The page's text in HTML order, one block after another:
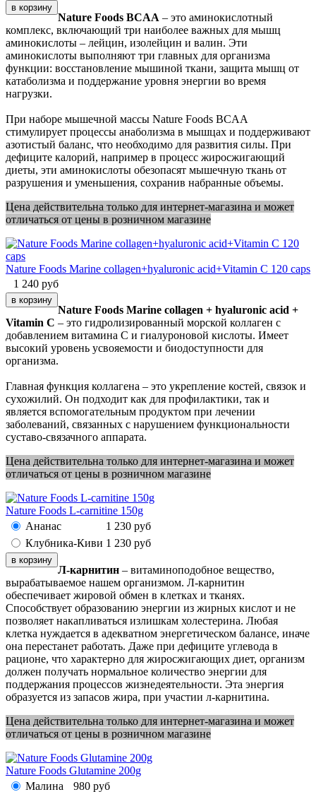
Nature Foods BCAA – это аминокислотный
комплекс, включающий три наиболее важных для мышц
аминокислоты – лейцин, изолейцин и валин. Эти
аминокислоты выполняют три главных для организма
функции: восстановление мышиной ткани, защита мышц от
катаболизма и поддержание уровня энергии во время
нагрузки.
При наборе мышечной массы Nature Foods BCAA
стимулирует процессы анаболизма в мышцах и поддерживают
азотистый баланс, что необходимо для развития силы. При
дефиците калорий, например в процесс жиросжигающий
диеты, эти аминокислоты обезопасят мышечную ткань от
разрушения и уменьшения, сохранив набранные объемы.
Цена действительна только для интернет-магазина и может
отличаться от цены в розничном магазине
Nature Foods Marine collagen+hyaluronic acid+Vitamin C 120 caps
1 240 руб
Nature Foods Marine collagen + hyaluronic acid +
Vitamin C – это гидролизированный морской коллаген с
добавлением витамина С и гиалуроновой кислоты. Имеет
высокий уровень усвояемости и биодоступности для
организма.
Главная функция коллагена – это укрепление костей, связок и
сухожилий. Он подходит как для профилактики, так и
является вспомогательным продуктом при лечении
заболеваний, связанных с нарушением функциональности
суставо-связачного аппарата.
Цена действительна только для интернет-магазина и может
отличаться от цены в розничном магазине
Nature Foods L-carnitine 150g
Ананас
1 230 руб
Клубника-Киви 1 230 руб
Л-карнитин – витаминоподобное вещество,
вырабатываемое нашем организмом. Л-карнитин
обеспечивает жировой обмен в клетках и тканях.
Способствует образованию энергии из жирных кислот и не
позволяет накапливаться излишкам холестерина. Любая
клетка нуждается в адекватном энергетическом балансе, иначе
она перестанет работать. Даже при дефиците углевода в
рационе, что характерно для жиросжигающих диет, организм
должен получать нормальное количество энергии для
поддержания процессов жизнедеятельности. Эта энергия
образуется из запасов жира, при участии л-карнитина.
Цена действительна только для интернет-магазина и может
отличаться от цены в розничном магазине
Nature Foods Glutamine 200g
Малина
980 руб